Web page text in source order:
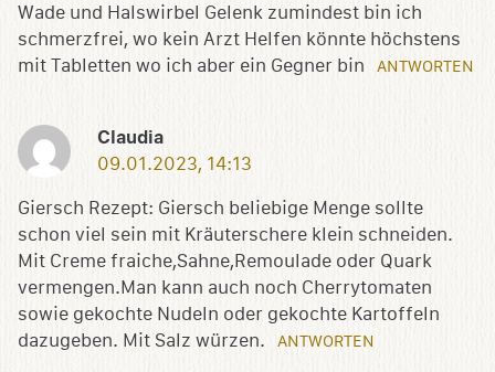
Wade und Halswirbel Gelenk zumindest bin ich
schmerzfrei, wo kein Arzt Helfen könnte höchstens
mit Tabletten wo ich aber ein Gegner bin
ANTWORTEN
Claudia
09.01.2023, 14:13
Giersch Rezept: Giersch beliebige Menge sollte
schon viel sein mit Kräuterschere klein schneiden.
Mit Creme fraiche,Sahne,Remoulade oder Quark
vermengen.Man kann auch noch Cherrytomaten
sowie gekochte Nudeln oder gekochte Kartoffeln
dazugeben. Mit Salz würzen.
ANTWORTEN